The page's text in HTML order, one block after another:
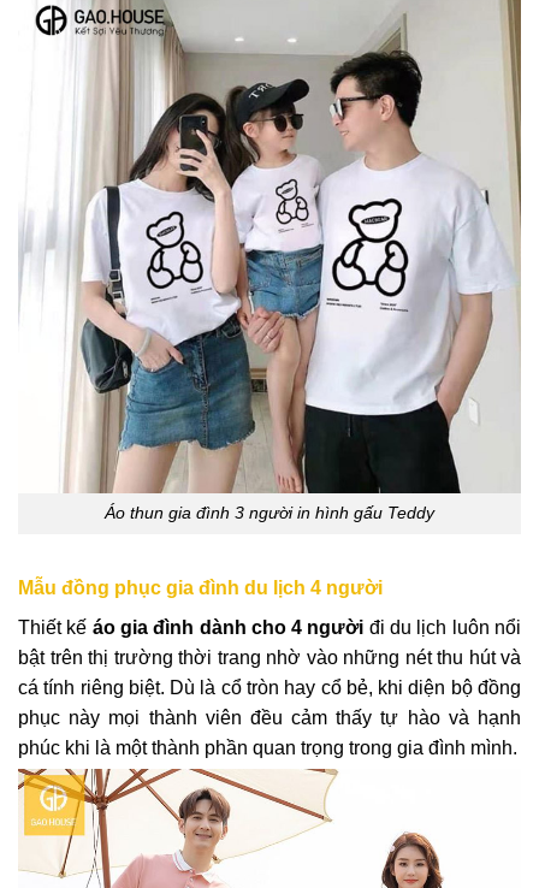
Áo thun gia đình 3 người in hình gấu Teddy
Mẫu đồng phục gia đình du lịch 4 người
Thiết kế áo gia đình dành cho 4 người đi du lịch luôn nổi
bật trên thị trường thời trang nhờ vào những nét thu hút và
cá tính riêng biệt. Dù là cổ tròn hay cổ bẻ, khi diện bộ đồng
phục này mọi thành viên đều cảm thấy tự hào và hạnh
phúc khi là một thành phần quan trọng trong gia đình mình.